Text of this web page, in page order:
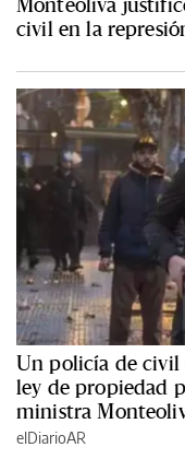
civil en la
Un policía de civil
ley de propiedad
ministra
elDiarioAR